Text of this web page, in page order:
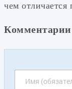
чем
Комментарии